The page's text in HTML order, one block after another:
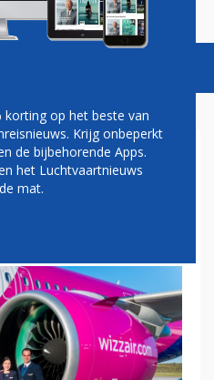
Vacatures
OOK
MOLDAVIË
korting op het beste van
Krijg onbeperkt
de bijbehorende Apps.
het Luchtvaartnieuws
mat.